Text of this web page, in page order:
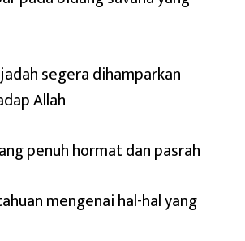
segera dihamparkan
Allah
penuh hormat dan pasrah
mengenai hal-hal yang